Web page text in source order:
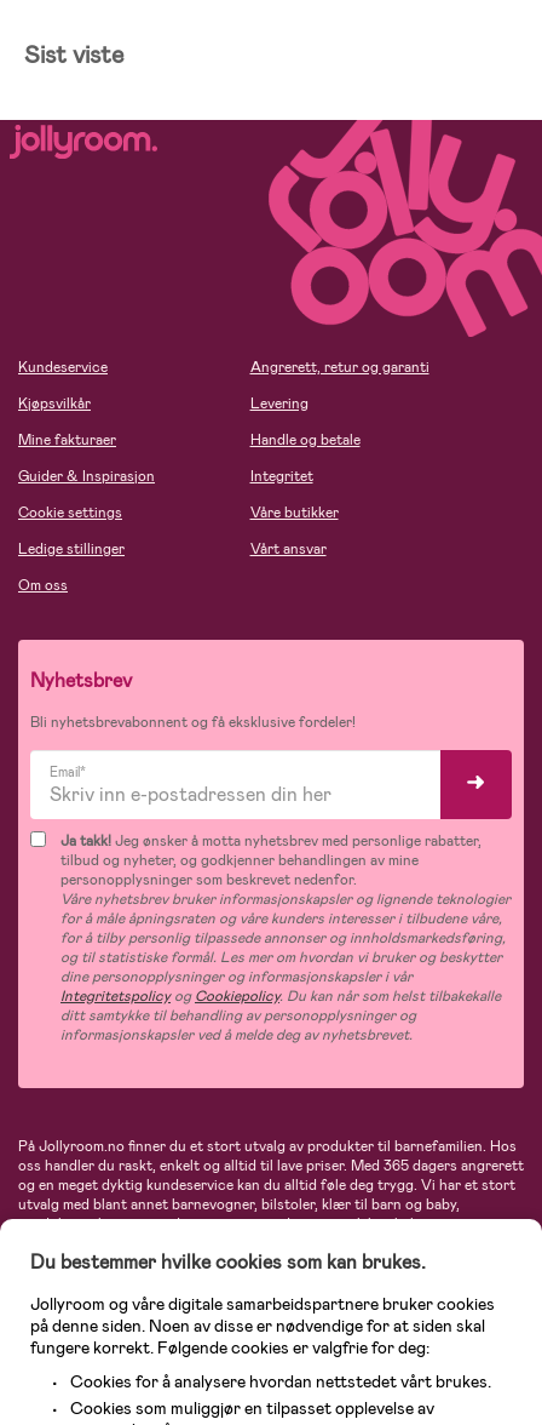
Sist viste
Kundeservice
Kjøpsvilkår
Mine fakturaer
Guider & Inspirasjon
Cookie settings
Ledige stillinger
Om oss
Angrerett, retur og garanti
Levering
Handle og betale
Integritet
Våre butikker
Vårt ansvar
Nyhetsbrev
Bli nyhetsbrevabonnent og få eksklusive fordeler!
Email*
Ja takk!Jeg ønsker å motta nyhetsbrev med personlige rabatter,
tilbud og nyheter, og godkjenner behandlingen av mine
personopplysninger som beskrevet nedenfor.
Våre nyhetsbrev bruker informasjonskapsler og lignende teknologier
for å måle åpningsraten og våre kunders interesser i tilbudene våre,
for å tilby personlig tilpassede annonser og innholdsmarkedsføring,
og til statistiske formål. Les mer om hvordan vi bruker og beskytter
dine personopplysninger og informasjonskapsler i vår
IntegritetspolicyogCookiepolicy. Du kan når som helst tilbakekalle
ditt samtykke til behandling av personopplysninger og
informasjonskapsler ved å melde deg av nyhetsbrevet.
På Jollyroom.no finner du et stort utvalg av produkter til barnefamilien. Hos
oss handler du raskt, enkelt og alltid til lave priser. Med 365 dagers angrerett
og en meget dyktig kundeservice kan du alltid føle deg trygg. Vi har et stort
utvalg med blant annet barnevogner, bilstoler, klær til barn og baby,
produkter til mor, mengder av inspirerende interiør, leker, babyustyr og mye
Maxi-Cosi, Baby Jogger, BabyBjörn, Didriksons, KidKraft, Ergobaby, Philips
største nettbutikk for barn og baby!
Du bestemmer hvilke cookies som kan brukes.
Jollyroom og våre digitale samarbeidspartnere bruker cookies
på denne siden. Noen av disse er nødvendige for at siden skal
fungere korrekt. Følgende cookies er valgfrie for deg:
Cookies for å analysere hvordan nettstedet vårt brukes.
Cookies som muliggjør en tilpasset opplevelse av